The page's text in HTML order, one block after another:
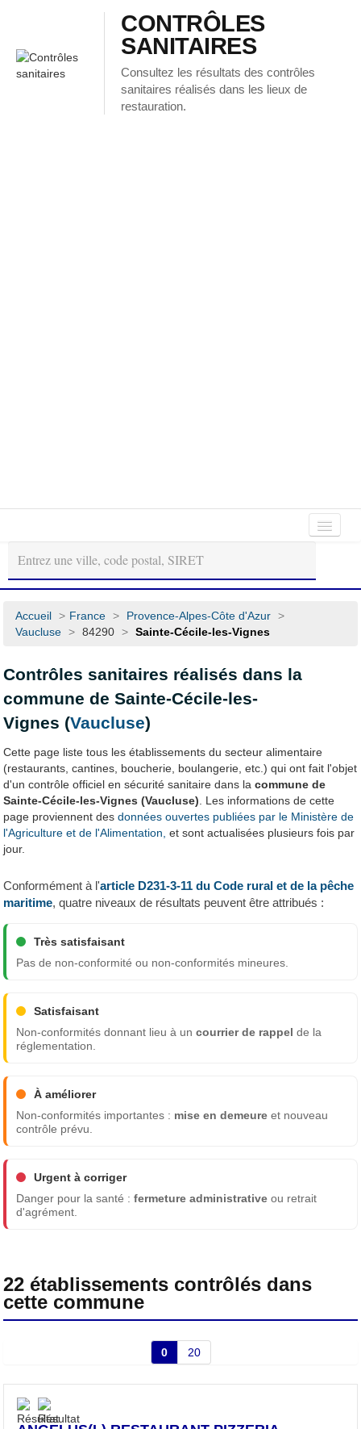
CONTRÔLES
SANITAIRES
Consultez les résultats des contrôles
sanitaires réalisés dans les lieux de
restauration.
Autour
de
moi
Régions
Accueil > France > Provence-Alpes-Côte d'Azur >
Vaucluse > 84290 > Sainte-Cécile-les-Vignes
Contrôles sanitaires réalisés dans la
commune de Sainte-Cécile-les-
Vignes (Vaucluse)
Cette page liste tous les établissements du secteur alimentaire
(restaurants, cantines, boucherie, boulangerie, etc.) qui ont fait l'objet
d'un contrôle officiel en sécurité sanitaire dans lacommune de
Sainte-Cécile-les-Vignes (Vaucluse) . Les informations de cette
page proviennent desdonnées ouvertes publiées par le Ministère de
l'Agriculture et de l'Alimentation, et sont actualisées plusieurs fois par
jour.
Conformément à l'article D231-3-11 du Code rural et de la pêche
maritime, quatre niveaux de résultats peuvent être attribués :
Très satisfaisant
Pas de non-conformité ou non-conformités mineures.
Satisfaisant
Non-conformités donnant lieu à uncourrier de rappel de la
réglementation.
À améliorer
Non-conformités importantes : mise en demeure et nouveau
contrôle prévu.
Urgent à corriger
Danger pour la santé :fermeture administrative ou retrait
d'agrément.
22 établissements contrôlés dans
cette commune
0 20